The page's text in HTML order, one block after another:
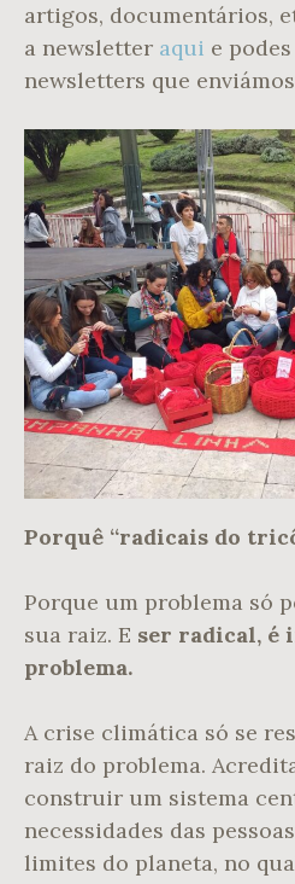
artigos, documentários,
a newsletter aqui e
newsletters que
Porquê “radicais do
Porque um problema só
sua raiz. E ser radical, é
problema.
A crise climática só se
raiz do problema.
construir um sistema
necessidades das
limites do planeta, no